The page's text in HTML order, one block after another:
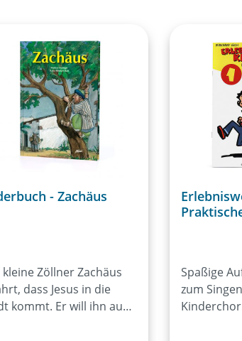
- Zachäus
kleine Zöllner Zachäus
dass Jesus in die
kommt. Er will ihn auch
Spaßige
zum